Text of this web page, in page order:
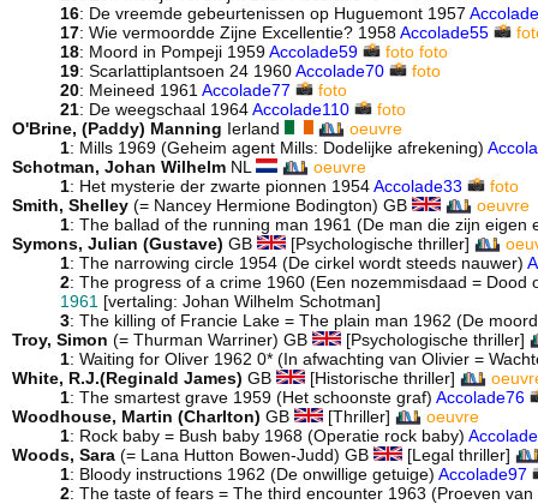
16: De vreemde gebeurtenissen op Huguemont 1957
17: Wie vermoordde Zijne Excellentie? 1958Accolade55
18: Moord in Pompeji 1959Accolade59 foto foto
19: Scarlattiplantsoen 24 1960Accolade70
foto
20: Meineed 1961 Accolade77
foto
21: De weegschaal 1964Accolade110
foto
O'Brine, (Paddy) Manning Ierland
oeuvre
1: Mills 1969 (Geheim agent Mills: Dodelijke afrekening)
Schotman, Johan Wilhelm NL
oeuvre
1: Het mysterie der zwarte pionnen 1954Accolade33
foto
Smith, Shelley (= Nancey Hermione Bodington) GB
oeuvre
1: The ballad of the running man 1961 (De man die zijn eigen
Symons, Julian (Gustave) GB [Psychologische thriller]
1: The narrowing circle 1954 (De cirkel wordt steeds nauwer)
2: The progress of a crime 1960 (Een nozemmisdaad = Dood
1961 [vertaling: Johan Wilhelm Schotman]
3: The killing of Francie Lake = The plain man 1962 (De
Troy, Simon (= Thurman Warriner) GB
[Psychologische thriller]
1: Waiting for Oliver 1962 0* (In afwachting van Olivier =
White, R.J.(Reginald James) GB [Historische thriller]
1: The smartest grave 1959 (Het schoonste graf) Accolade76
Woodhouse, Martin (Charlton) GB [Thriller]
oeuvre
1: Rock baby = Bush baby 1968 (Operatie rock baby)
Woods, Sara (= Lana Hutton Bowen-Judd) GB
[Legal thriller]
1: Bloody instructions 1962 (De onwillige getuige) Accolade97
2: The taste of fears = The third encounter 1963 (Proeven